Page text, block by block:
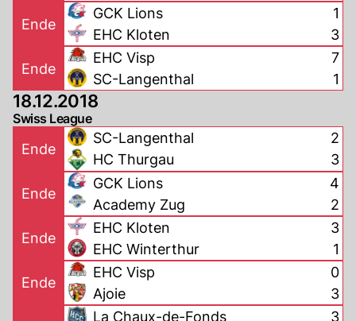
Ende
GCK Lions
EHC Kloten
1
3
Ende
EHC Visp
SC-Langenthal
7
1
18.12.2018
Swiss League
Ende
SC-Langenthal
HC Thurgau
2
3
Ende
GCK Lions
Academy Zug
4
2
Ende
EHC Kloten
EHC Winterthur
3
1
Ende
EHC Visp
Ajoie
0
3
La Chaux-de-Fonds 3